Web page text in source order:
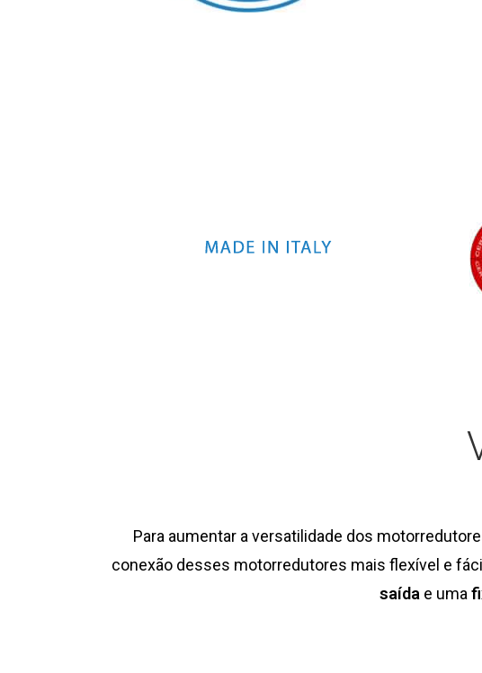
Para aumentar a versatilidade dos
conexão desses motorredutores mais flexível e
saída e uma